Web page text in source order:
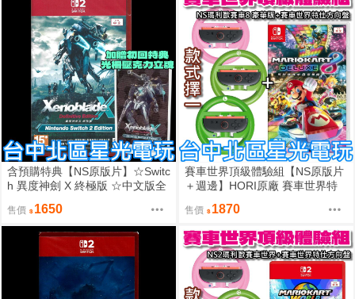
含預購特典【NS原版片】☆Switc
h 異度神劍 X 終極版 ☆中文版全
售價 1650
賽車世界頂級體驗組【NS原版片
＋週邊】HORI原廠 賽車世界特
豪華版【台中星光電玩】
售價 1870